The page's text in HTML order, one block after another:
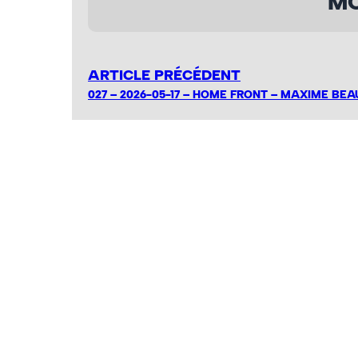
ARTICLE PRÉCÉDENT
027 – 2026-05-17 – HOME FRONT – MAXIME